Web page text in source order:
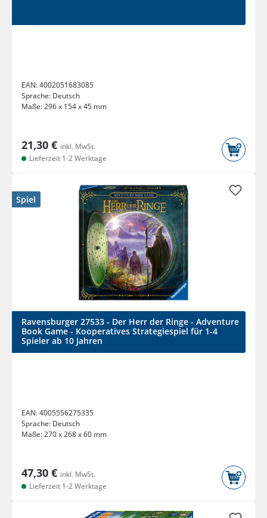
EAN:4002051683085
Sprache: Deutsch
Maße:296 x 154 x 45 mm
21,30 € inkl. MwSt.
Lieferzeit 1-2 Werktage
Spiel
Ravensburger 27533 - Der Herr der Ringe - Adventure
Book Game - Kooperatives Strategiespiel für 1-4
Spieler ab 10 Jahren
EAN:4005556275335
Sprache: Deutsch
Maße:270 x 268 x 60 mm
47,30 € inkl. MwSt.
Lieferzeit 1-2 Werktage